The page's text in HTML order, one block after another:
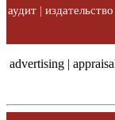
аудит |
advertising |